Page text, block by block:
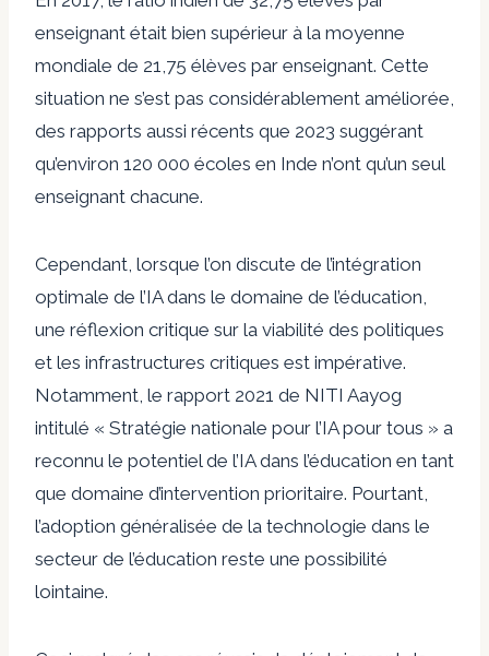
enseignant était bien supérieur à la moyenne
mondiale de 21,75 élèves par enseignant. Cette
situation ne s’est pas considérablement améliorée,
des rapports aussi récents que 2023 suggérant
qu’environ 120 000 écoles en Inde n’ont qu’un seul
enseignant chacune.
Cependant, lorsque l’on discute de l’intégration
optimale de l’IA dans le domaine de l’éducation,
une réflexion critique sur la viabilité des politiques
et les infrastructures critiques est impérative.
Notamment, le rapport 2021 de NITI Aayog
intitulé « Stratégie nationale pour l’IA pour tous » a
reconnu le potentiel de l’IA dans l’éducation en tant
que domaine d’intervention prioritaire. Pourtant,
l’adoption généralisée de la technologie dans le
secteur de l’éducation reste une possibilité
lointaine.